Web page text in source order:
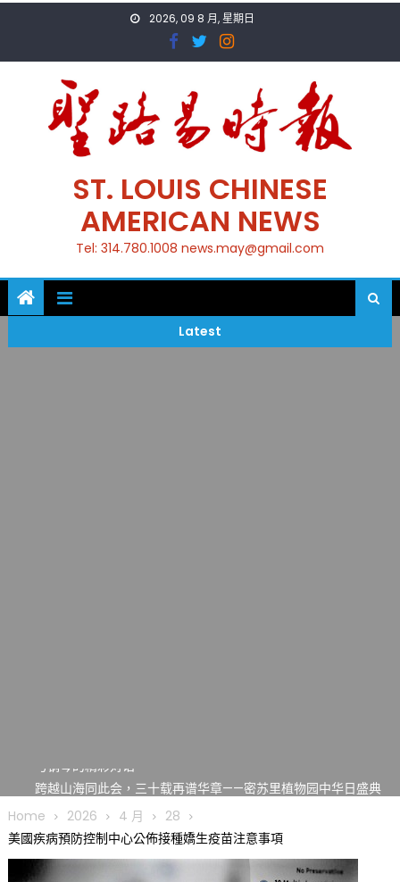
2026, 09 8 月, 星期日
ST. LOUIS CHINESE
AMERICAN NEWS
Tel: 314.780.1008 news.may@gmail.com
Latest
跨越山海同此会，三十载再谱华章——密苏里植物园中华日盛典
圣路易龙舟俱乐部5月16日龙舟体验日 邀请各界亲身体验划行乐
趣 + 水上竞速魅力
三十二载跨越时空的相逢
Home 2026 4 月
28
美國疾病預防控制中心公佈接種嬌生疫苗注意事項